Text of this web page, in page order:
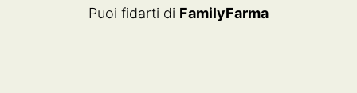
Puoi fidarti di FamilyFarma